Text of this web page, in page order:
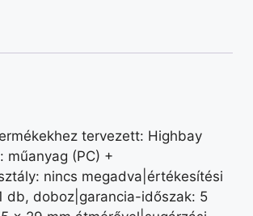
tervezett: Highbay
műanyag (PC) +
nincs megadva|értékesítési
db, doboz|garancia-időszak: 5